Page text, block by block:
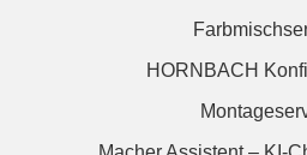
HORNBACH